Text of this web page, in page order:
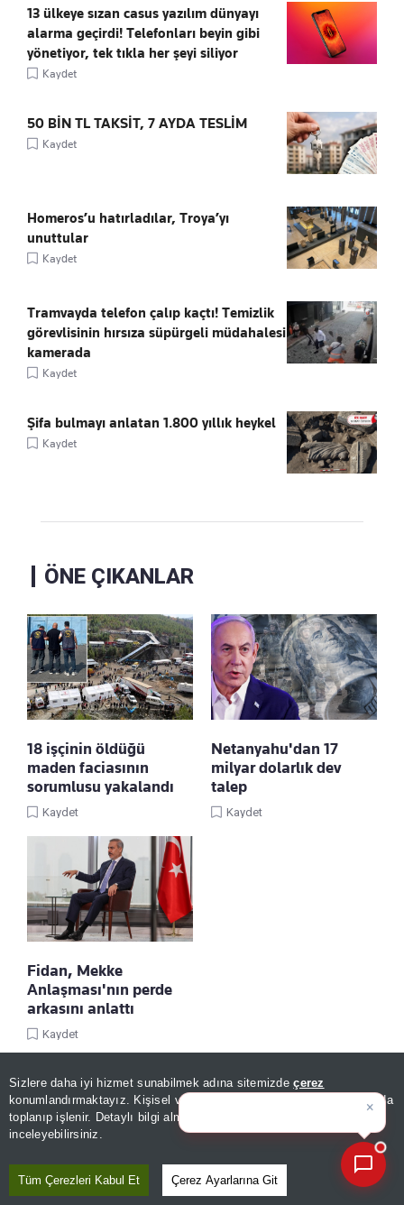
Sizlere daha iyi hizmet sunabilmek adına sitemizdeçerez
konumlandırmaktayız. Kişisel verileriniz, KVKK ve GDPR kapsamında
toplanıp işlenir. Detaylı bilgi almak için
inceleyebilirsiniz.
Tüm Çerezleri Kabul Et Çerez Ayarlarına Git
13 ülkeye sızan casus yazılım dünyayı
alarma geçirdi! Telefonları beyin gibi
yönetiyor, tek tıkla her şeyi siliyor
Kaydet
50 BİN TL TAKSİT, 7 AYDA TESLİM
Kaydet
Homeros’u hatırladılar, Troya’yı
unuttular
Kaydet
Tramvayda telefon çalıp kaçtı! Temizlik
görevlisinin hırsıza süpürgeli müdahalesi
kamerada
Kaydet
Şifa bulmayı anlatan 1.800 yıllık heykel
Kaydet
ÖNE ÇIKANLAR
18 işçinin öldüğü
maden faciasının
sorumlusu yakalandı
Kaydet
Netanyahu'dan 17
milyar dolarlık dev
talep
Kaydet
Fidan, Mekke
Anlaşması'nın perde
arkasını anlattı
Kaydet
×
Günün spor, gündem ve